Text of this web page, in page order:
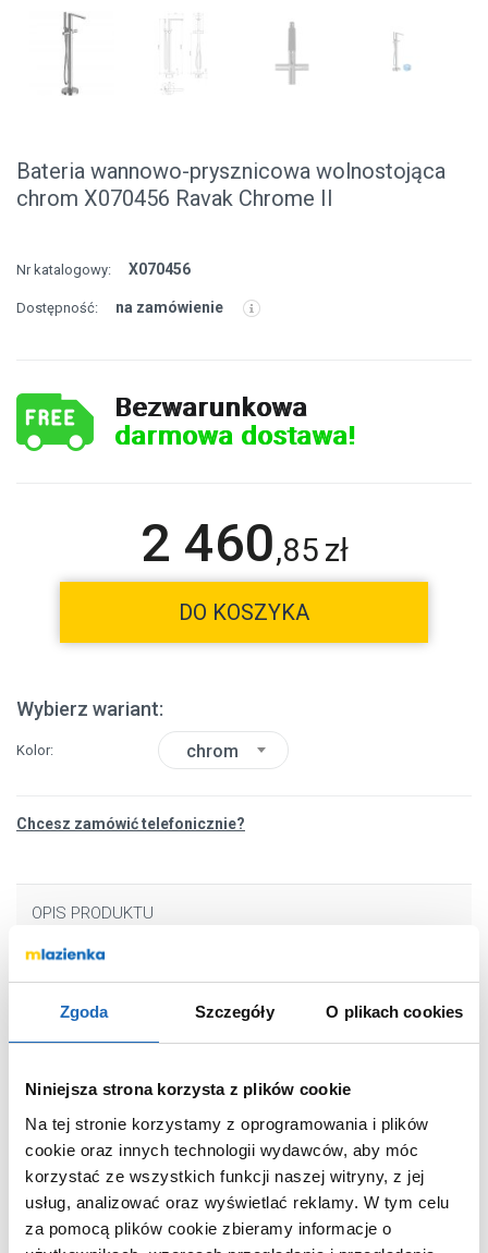
Zgoda Szczegóły O plikach cookies
Niniejsza strona korzysta z plików cookie
Na tej stronie korzystamy z oprogramowania i plików
cookie oraz innych technologii wydawców, aby móc
korzystać ze wszystkich funkcji naszej witryny, z jej
usług, analizować oraz wyświetlać reklamy. W tym celu
za pomocą plików cookie zbieramy informacje o
Bateria wannowo-prysznicowa wolnostojąca
chrom X070456 Ravak Chrome II
Nr katalogowy: X070456
Dostępność: na zamówienie
Bezwarunkowa
darmowa dostawa!
2 460,85 zł
DO KOSZYKA
Wybierz wariant:
Kolor chrom
Chcesz zamówić telefonicznie?
OPIS PRODUKTU
Marka
Montaż
wolnostojąca
Typ
jednouchwytowa
Zestaw natryskowy
tak
Kolor
chrom